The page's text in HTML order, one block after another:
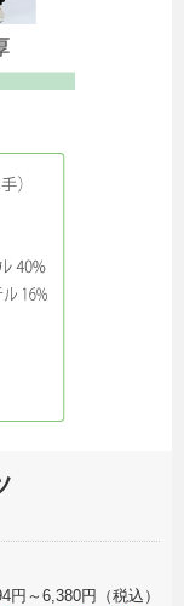
円～6,380円（税込）